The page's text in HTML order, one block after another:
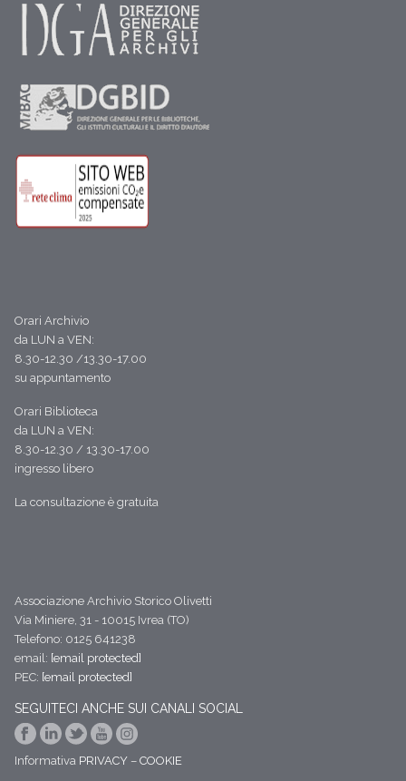
Orari Archivio
da LUN a VEN:
8.30-12.30 /13.30-17.00
su appuntamento
Orari Biblioteca
da LUN a VEN:
8.30-12.30 / 13.30-17.00
ingresso libero
La consultazione è gratuita
Associazione Archivio Storico Olivetti
Via Miniere, 31 - 10015 Ivrea (TO)
Telefono: 0125 641238
email: [email protected]
PEC: [email protected]
SEGUITECI ANCHE SUI CANALI SOCIAL
Informativa PRIVACY – COOKIE